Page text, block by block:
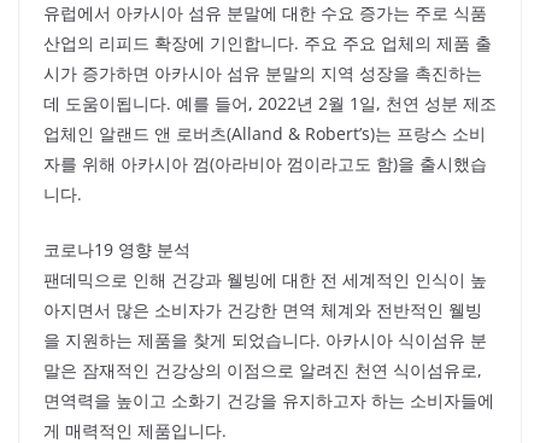
유럽에서 아카시아 섬유 분말에 대한 수요 증가는 주로 식품
산업의 리피드 확장에 기인합니다. 주요 주요 업체의 제품 출
시가 증가하면 아카시아 섬유 분말의 지역 성장을 촉진하는
데 도움이됩니다. 예를 들어, 2022년 2월 1일, 천연 성분 제조
업체인 알랜드 앤 로버츠(Alland & Robert’s)는 프랑스 소비
자를 위해 아카시아 껌(아라비아 껌이라고도 함)을 출시했습
니다.
코로나19 영향 분석
팬데믹으로 인해 건강과 웰빙에 대한 전 세계적인 인식이 높
아지면서 많은 소비자가 건강한 면역 체계와 전반적인 웰빙
을 지원하는 제품을 찾게 되었습니다. 아카시아 식이섬유 분
말은 잠재적인 건강상의 이점으로 알려진 천연 식이섬유로,
면역력을 높이고 소화기 건강을 유지하고자 하는 소비자들에
게 매력적인 제품입니다.